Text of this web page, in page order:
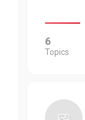
6
Topics